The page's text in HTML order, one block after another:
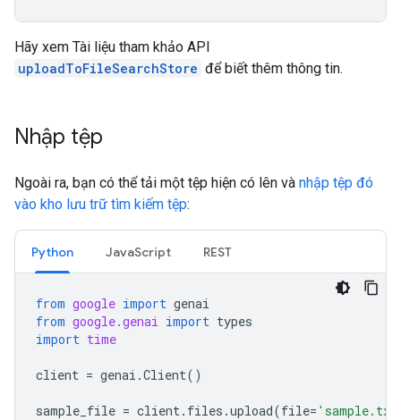
Hãy xem Tài liệu tham khảo API
uploadToFileSearchStore để biết thêm thông tin.
Nhập tệp
Ngoài ra, bạn có thể tải một tệp hiện có lên và nhập tệp đó
vào kho lưu trữ tìm kiếm tệp:
Python JavaScript REST
from google import genai
from google.genai import types
import time
client = genai .Client()
sample_file = client. files .upload(file=